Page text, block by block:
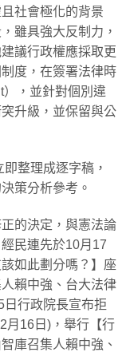
社會極化的背景
雖具強大反制力，
議行政權應採取更
度，在簽署法律時
，並針對個別違
升級，並保留與公
整理成逐字稿，
策分析參考。
的決定，與憲法論
民連先於10月17
如此劃分嗎？】座
賴中強、台大法律
行政院長宣布拒
月16日)，舉行【行
庫召集人賴中強、